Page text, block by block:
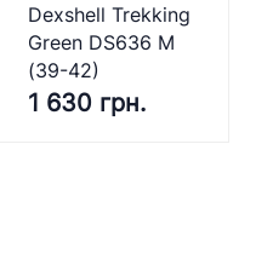
Dexshell Trekking
Green DS636 M
(39-42)
1 630 грн.